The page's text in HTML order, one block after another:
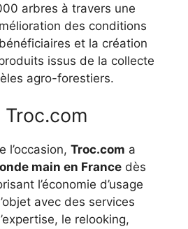
arbres à travers une
des conditions
et la création
issus de la collecte
agro-forestiers.
l’occasion,Troc.com a
main en France dès
l’économie d’usage
avec des services
le relooking,